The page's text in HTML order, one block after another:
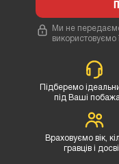
Ми не
використовуємо
Підберемо
під Ваші
Враховуємо вік,
гравців і